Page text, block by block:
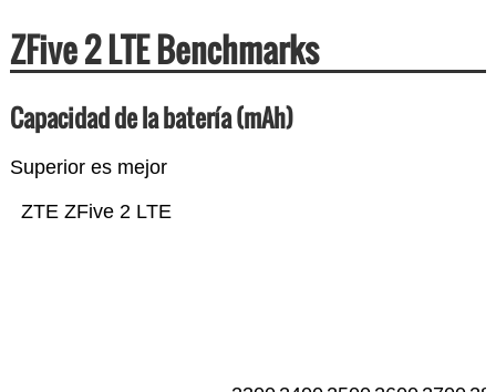
ZFive 2 LTE Benchmarks
Capacidad de la batería (mAh)
Superior es mejor
ZTE ZFive 2 LTE